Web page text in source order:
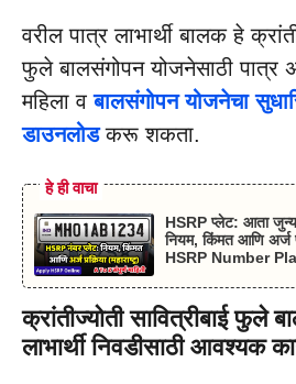
वरील पात्र लाभार्थी बालक हे
फुले बालसंगोपन योजनेसाठी पात्र
महिला वबालसंगोपन योजनेचा
डाउनलोडकरू शकता.
हे ही वाचा
HSRP प्लेट: आता
नियम, किंमत आणि अर्ज
HSRP Number
क्रांतीज्योती सावित्रीबाई फुले
लाभार्थी निवडीसाठी आवश्यक